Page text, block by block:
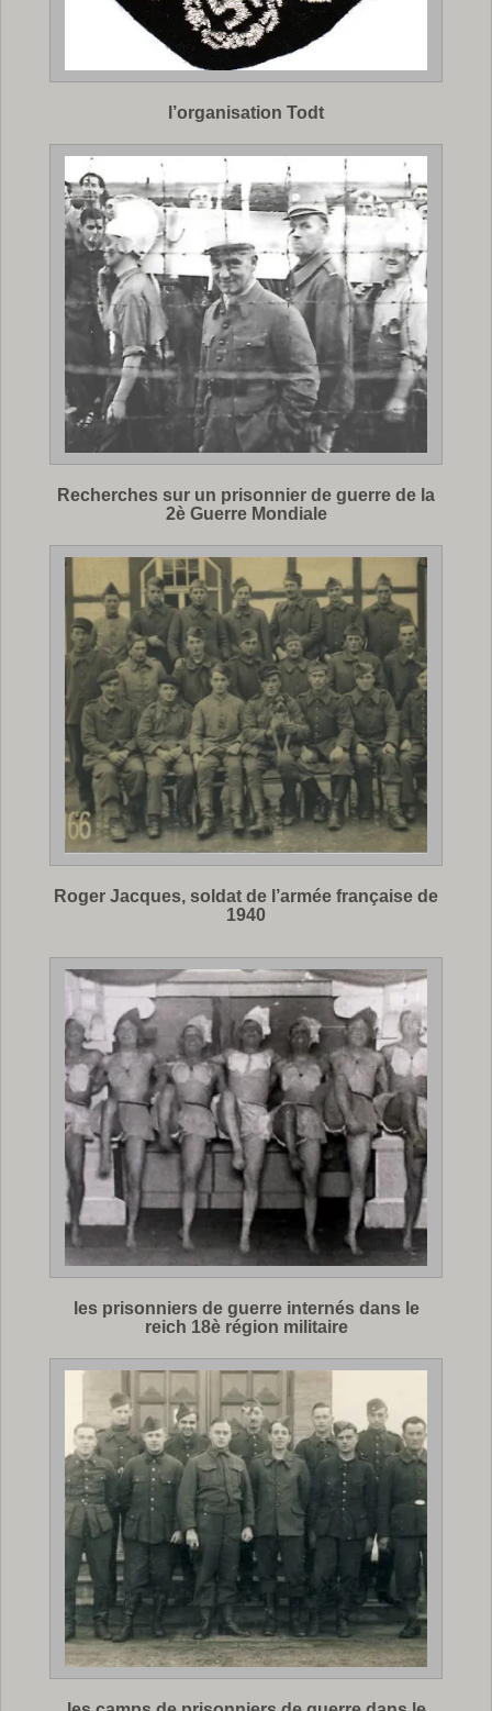
l’organisation Todt
Recherches sur un prisonnier de guerre de la
2è Guerre Mondiale
Roger Jacques, soldat de l’armée française de
1940
les prisonniers de guerre internés dans le
reich 18è région militaire